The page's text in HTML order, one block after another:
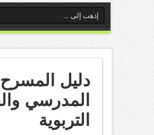
دليل المسرح
المدرسي
التربوية